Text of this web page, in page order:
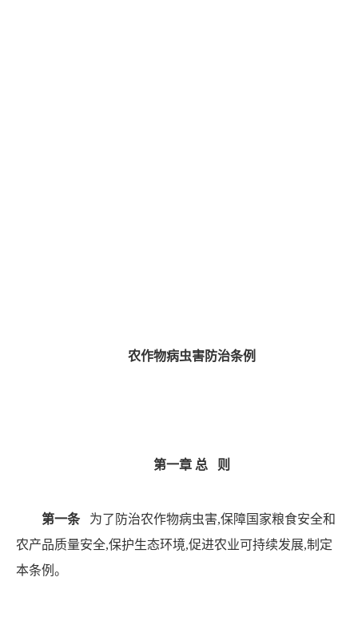
农作物病虫害防治条例
第一章 总 则
第一条 为了防治农作物病虫害,保障国家粮食安全和
农产品质量安全,保护生态环境,促进农业可持续发展,制定
本条例。